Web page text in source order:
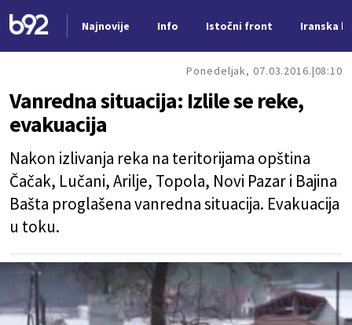
Najnovije Info Istočni front Iranska
Ponedeljak, 07.03.2016. 08:10
Vanredna situacija: Izlile se reke,
evakuacija
Nakon izlivanja reka na teritorijama opština
Čačak, Lučani, Arilje, Topola, Novi Pazar i Bajina
Bašta proglašena vanredna situacija. Evakuacija
u toku.